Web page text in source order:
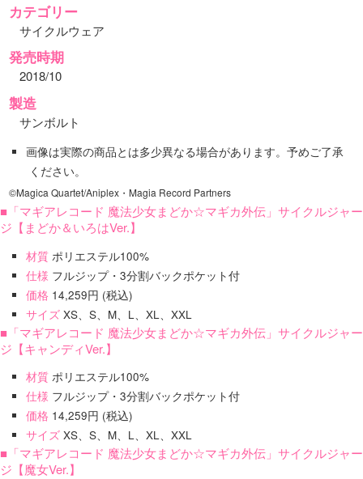
カテゴリー
サイクルウェア
発売時期
2018/10
製造
サンボルト
画像は実際の商品とは多少異なる場合があります。予めご了承
ください。
©Magica Quartet/Aniplex・Magia Record Partners
■「マギアレコード 魔法少女まどか☆マギカ外伝」サイクルジャー
ジ【まどか＆いろはVer.】
材質ポリエステル100%
仕様 フルジップ・3分割バックポケット付
価格 14,259円 (税込)
サイズXS、S、M、L、XL、XXL
■「マギアレコード 魔法少女まどか☆マギカ外伝」サイクルジャー
ジ【キャンディVer.】
材質ポリエステル100%
仕様 フルジップ・3分割バックポケット付
価格 14,259円 (税込)
サイズXS、S、M、L、XL、XXL
■「マギアレコード 魔法少女まどか☆マギカ外伝」サイクルジャー
ジ【魔女Ver.】